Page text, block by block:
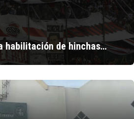
habilitación de hinchas…